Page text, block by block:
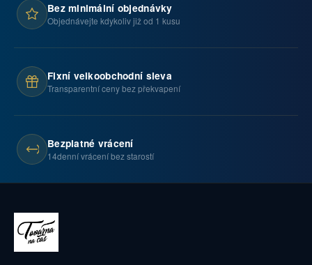
Bez minimální objednávky
Objednávejte kdykoliv již od 1 kusu
Fixní velkoobchodní sleva
Transparentní ceny bez překvapení
Bezplatné vrácení
14denní vrácení bez starostí